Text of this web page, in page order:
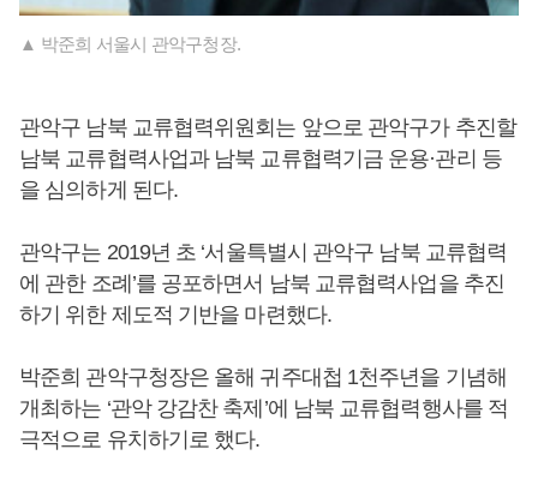
▲ 박준희 서울시 관악구청장.
관악구 남북 교류협력위원회는 앞으로 관악구가 추진할
남북 교류협력사업과 남북 교류협력기금 운용·관리 등
을 심의하게 된다.
관악구는 2019년 초 ‘서울특별시 관악구 남북 교류협력
에 관한 조례’를 공포하면서 남북 교류협력사업을 추진
하기 위한 제도적 기반을 마련했다.
박준희 관악구청장은 올해 귀주대첩 1천주년을 기념해
개최하는 ‘관악 강감찬 축제’에 남북 교류협력행사를 적
극적으로 유치하기로 했다.